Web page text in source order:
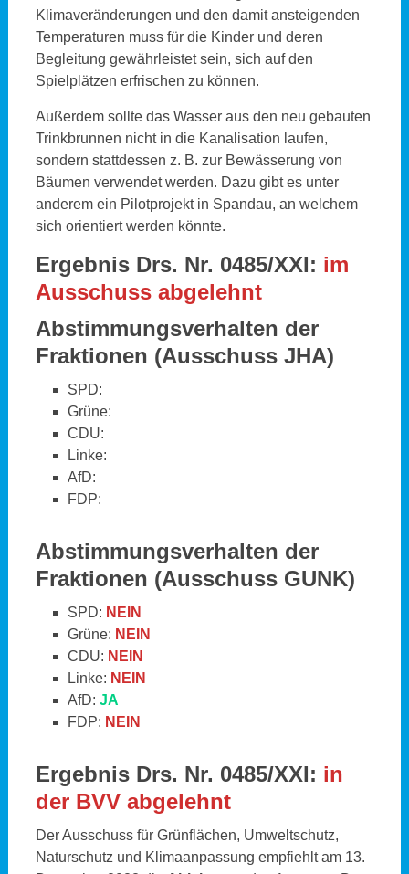
Klimaveränderungen und den damit ansteigenden
Temperaturen muss für die Kinder und deren
Begleitung gewährleistet sein, sich auf den
Spielplätzen erfrischen zu können.
Außerdem sollte das Wasser aus den neu gebauten
Trinkbrunnen nicht in die Kanalisation laufen,
sondern stattdessen z. B. zur Bewässerung von
Bäumen verwendet werden. Dazu gibt es unter
anderem ein Pilotprojekt in Spandau, an welchem
sich orientiert werden könnte.
Ergebnis Drs. Nr. 0485/XXI: im
Ausschuss abgelehnt
Abstimmungsverhalten der
Fraktionen (Ausschuss JHA)
SPD:
Grüne:
CDU:
Linke:
AfD:
FDP:
Abstimmungsverhalten der
Fraktionen (Ausschuss GUNK)
SPD: NEIN
Grüne: NEIN
CDU: NEIN
Linke: NEIN
AfD: JA
FDP: NEIN
Ergebnis Drs. Nr. 0485/XXI: in
der BVV abgelehnt
Der Ausschuss für Grünflächen, Umweltschutz,
Naturschutz und Klimaanpassung empfiehlt am 13.